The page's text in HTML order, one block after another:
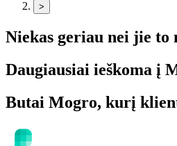
>
Niekas geriau nei jie to
Daugiausiai ieškoma į
Butai Mogro, kurį